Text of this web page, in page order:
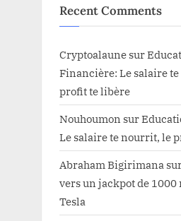
Recent Comments
Cryptoalaune sur
Financière: Le salaire
profit te libère
Nouhoumon sur
Le salaire te nourrit, le
Abraham Bigirimana
vers un jackpot de
Tesla